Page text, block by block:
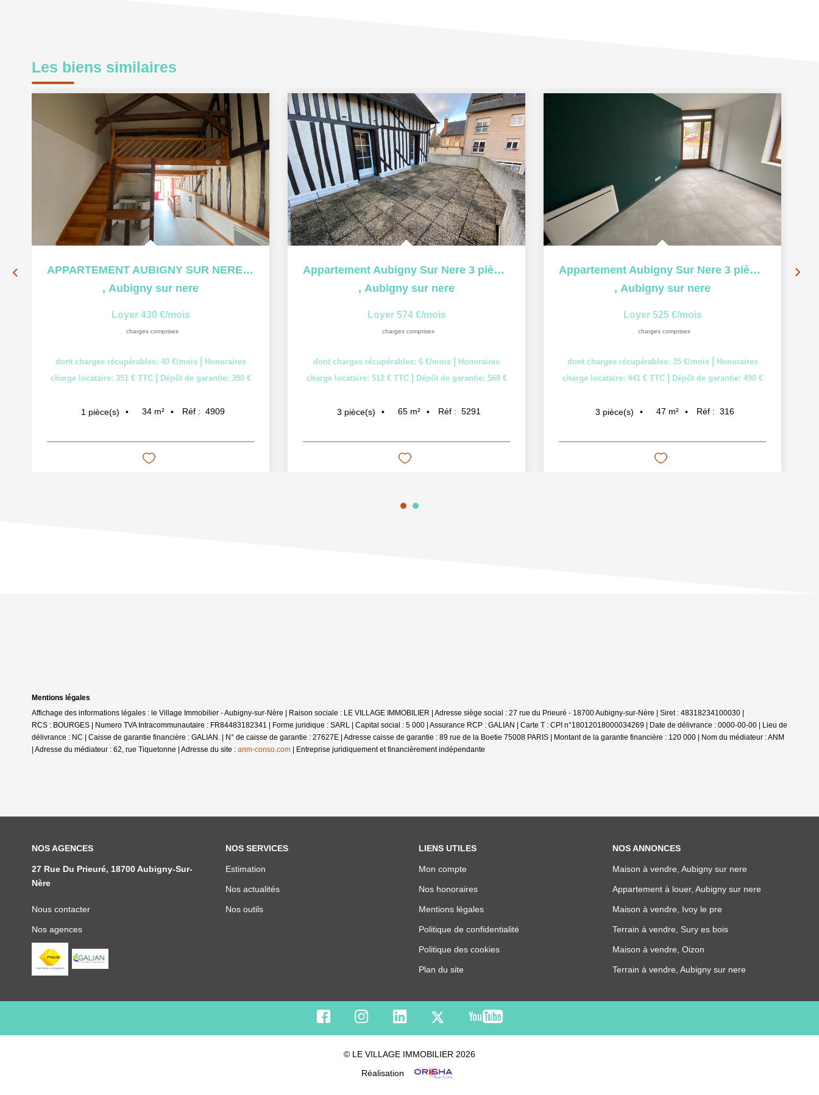
Les biens similaires
APPARTEMENT AUBIGNY SUR NERE - 2 pièce(s) - 34 m2
, Aubigny sur nere
Loyer 430 €/mois
charges comprises
dont charges récupérables: 40 €/mois
Honoraires
charge locataire: 351 € TTC
Dépôt de garantie: 390 €
1 pièce(s) 34 m² Réf : 4909
Appartement Aubigny Sur Nere 3 pièce(s) 65 m2
, Aubigny sur nere
Loyer 574 €/mois
charges comprises
dont charges récupérables: 6 €/mois
Honoraires
charge locataire: 512 € TTC
Dépôt de garantie: 568 €
3 pièce(s) 65 m² Réf : 5291
Appartement Aubigny Sur Nere 3 pièce(s) 47.26 m2
, Aubigny sur nere
Loyer 525 €/mois
charges comprises
dont charges récupérables: 35 €/mois
Honoraires
charge locataire: 441 € TTC
Dépôt de garantie: 490 €
3 pièce(s) 47 m² Réf : 316
Mentions légales
Affichage des informations légales : le Village Immobilier - Aubigny-sur-Nère | Raison sociale : LE VILLAGE IMMOBILIER | Adresse siège social : 27 rue du Prieuré - 18700 Aubigny-sur-Nère | Siret : 48318234100030 |
RCS : BOURGES | Numero TVA Intracommunautaire : FR84483182341 | Forme juridique : SARL | Capital social : 5 000 | Assurance RCP : GALIAN | Carte T : CPI n°18012018000034269 | Date de délivrance : 0000-00-00 | Lieu de
délivrance : NC | Caisse de garantie financière : GALIAN. | N° de caisse de garantie : 27627E | Adresse caisse de garantie : 89 rue de la Boetie 75008 PARIS | Montant de la garantie financière : 120 000 | Nom du médiateur : ANM
| Adresse du médiateur : 62, rue Tiquetonne | Adresse du site : anm-conso.com Entreprise juridiquement et financièrement indépendante
NOS AGENCES
27 Rue Du Prieuré, 18700 Aubigny-Sur-
Nère
Nous contacter
Nos agences
NOS SERVICES
Estimation
Nos actualités
Nos outils
LIENS UTILES
Mon compte
Nos honoraires
Mentions légales
Politique de confidentialité
Politique des cookies
Plan du site
NOS ANNONCES
Maison à vendre, Aubigny sur nere
Appartement à louer, Aubigny sur nere
Maison à vendre, Ivoy le pre
Terrain à vendre, Sury es bois
Maison à vendre, Oizon
Terrain à vendre, Aubigny sur nere
© LE VILLAGE IMMOBILIER 2026
Réalisation